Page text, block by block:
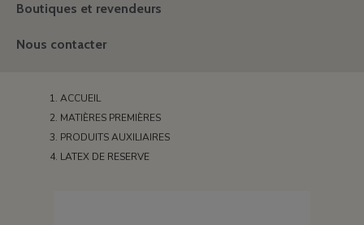
Boutiques et revendeurs
Nous contacter
ACCUEIL
MATIÈRES PREMIÈRES
PRODUITS AUXILIAIRES
LATEX DE RESERVE